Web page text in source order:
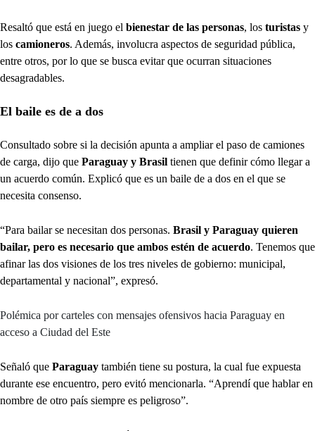
Resaltó que está en juego el bienestar de las personas, los turistas y
los camioneros. Además, involucra aspectos de seguridad pública,
entre otros, por lo que se busca evitar que ocurran situaciones
desagradables.
El baile es de a dos
Consultado sobre si la decisión apunta a ampliar el paso de camiones
de carga, dijo que Paraguay y Brasil tienen que definir cómo llegar a
un acuerdo común. Explicó que es un baile de a dos en el que se
necesita consenso.
“Para bailar se necesitan dos personas. Brasil y Paraguay quieren
bailar, pero es necesario que ambos estén de acuerdo. Tenemos que
afinar las dos visiones de los tres niveles de gobierno: municipal,
departamental y nacional”, expresó.
Polémica por carteles con mensajes ofensivos hacia Paraguay en
acceso a Ciudad del Este
Señaló que Paraguay también tiene su postura, la cual fue expuesta
durante ese encuentro, pero evitó mencionarla. “Aprendí que hablar en
nombre de otro país siempre es peligroso”.